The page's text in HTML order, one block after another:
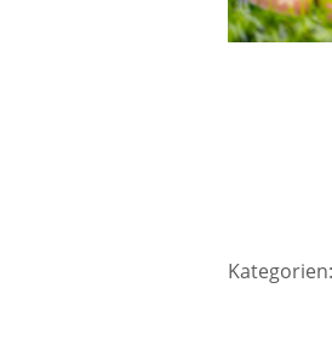
Kategorien: